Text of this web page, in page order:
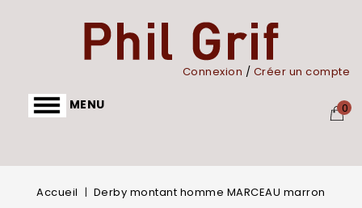
Connexion / Créer un compte
0
MENU
Accueil Derby montant homme MARCEAU marron